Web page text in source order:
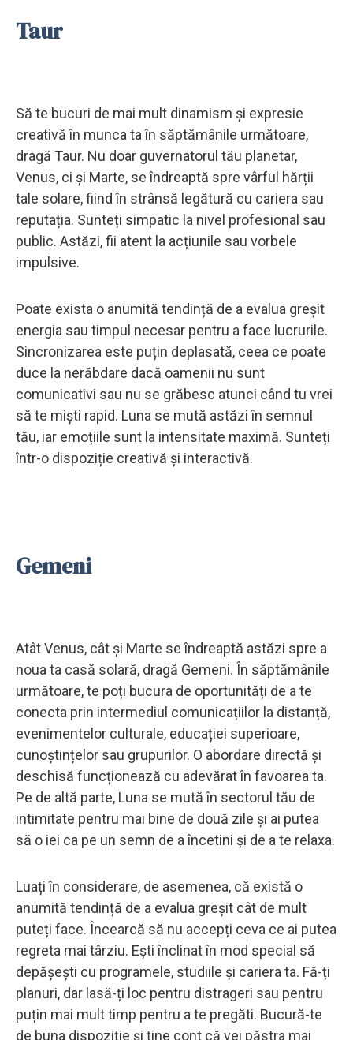
Taur
Să te bucuri de mai mult dinamism și expresie
creativă în munca ta în săptămânile următoare,
dragă Taur. Nu doar guvernatorul tău planetar,
Venus, ci și Marte, se îndreaptă spre vârful hărții
tale solare, fiind în strânsă legătură cu cariera sau
reputația. Sunteți simpatic la nivel profesional sau
public. Astăzi, fii atent la acțiunile sau vorbele
impulsive.
Poate exista o anumită tendință de a evalua greșit
energia sau timpul necesar pentru a face lucrurile.
Sincronizarea este puțin deplasată, ceea ce poate
duce la nerăbdare dacă oamenii nu sunt
comunicativi sau nu se grăbesc atunci când tu vrei
să te miști rapid. Luna se mută astăzi în semnul
tău, iar emoțiile sunt la intensitate maximă. Sunteți
într-o dispoziție creativă și interactivă.
Gemeni
Atât Venus, cât și Marte se îndreaptă astăzi spre a
noua ta casă solară, dragă Gemeni. În săptămânile
următoare, te poți bucura de oportunități de a te
conecta prin intermediul comunicațiilor la distanță,
evenimentelor culturale, educației superioare,
cunoștințelor sau grupurilor. O abordare directă și
deschisă funcționează cu adevărat în favoarea ta.
Pe de altă parte, Luna se mută în sectorul tău de
intimitate pentru mai bine de două zile și ai putea
să o iei ca pe un semn de a încetini și de a te relaxa.
Luați în considerare, de asemenea, că există o
anumită tendință de a evalua greșit cât de mult
puteți face. Încearcă să nu accepți ceva ce ai putea
regreta mai târziu. Ești înclinat în mod special să
depășești cu programele, studiile și cariera ta. Fă-ți
planuri, dar lasă-ți loc pentru distrageri sau pentru
puțin mai mult timp pentru a te pregăti. Bucură-te
de buna dispoziție și ține cont că vei păstra mai